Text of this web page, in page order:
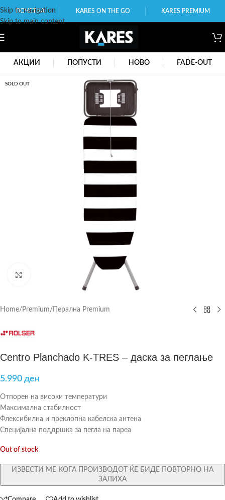
Skip to navigation
Skip to main content
ПОЧЕТНА KARES ON THE GO KARES PREMIUM
АКЦИИ ПОПУСТИ НОВО FADE-OUT
SOLD OUT
Home/ Premium/ Перална Premium
Centro Planchado K-TRES – даска за пеглање
5.990 ден
Отпорен на високи температури
Максимална стабилност
Флексибилна и преклопна кабелска антена
Специјална поддршка за пегла на пареа
Out of stock
ИЗВЕСТИ МЕ КОГА ПРОИЗВОДОТ ЌЕ БИДЕ ПОВТОРНО НА
ЗАЛИХА